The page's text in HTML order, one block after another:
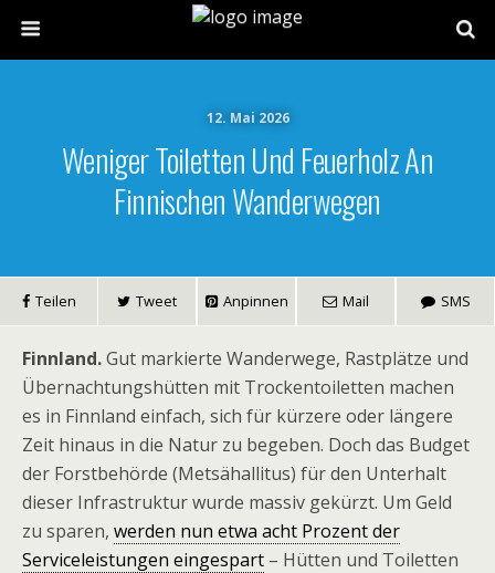
12. Mai 2026
Weniger Toiletten Und Feuerholz An
Finnischen Wanderwegen
Teilen Tweet Anpinnen Mail SMS
Finnland.Gut markierte Wanderwege, Rastplätze und
Übernachtungshütten mit Trockentoiletten machen
es in Finnland einfach, sich für kürzere oder längere
Zeit hinaus in die Natur zu begeben. Doch das Budget
der Forstbehörde (Metsähallitus) für den Unterhalt
dieser Infrastruktur wurde massiv gekürzt. Um Geld
zu sparen, werden nun etwa acht Prozent der
Serviceleistungen eingespart – Hütten und Toiletten